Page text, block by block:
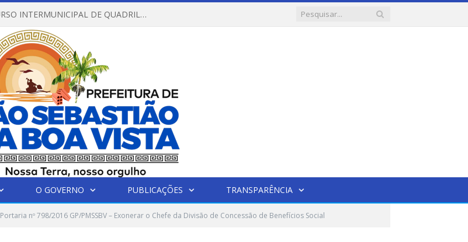
REGULAMENTO DO X CONCURSO INTERMUNICIPAL DE QUADRILHAS JUNINAS – 2026 – ARRAIÁ DA VENEZA
O GOVERNO PUBLICAÇÕES TRANSPARÊNCIA
Portaria nº 798/2016 GP/PMSSBV – Exonerar o Chefe da Divisão de Concessão de Benefícios Social